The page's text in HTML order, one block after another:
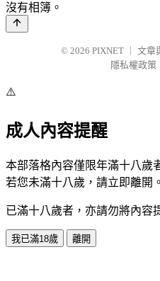
沒有相簿。
© 2026 PIXNET
文章
隱私權政策
⚠️
成人內容提醒
本部落格內容僅限年滿十八歲
若您未滿十八歲，請立即離開。
已滿十八歲者，亦請勿將內容
我已滿18歲 離開